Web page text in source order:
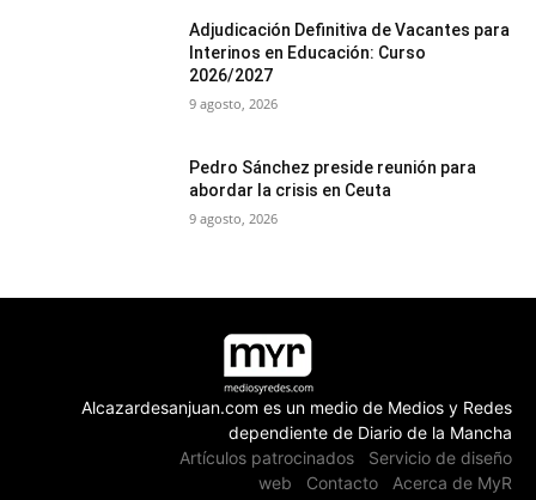
Adjudicación Definitiva de Vacantes para
Interinos en Educación: Curso
2026/2027
9 agosto, 2026
Pedro Sánchez preside reunión para
abordar la crisis en Ceuta
9 agosto, 2026
Alcazardesanjuan.com es un medio de Medios y Redes
dependiente de Diario de la Mancha
Artículos patrocinados
Servicio de diseño
web
Contacto Acerca de MyR